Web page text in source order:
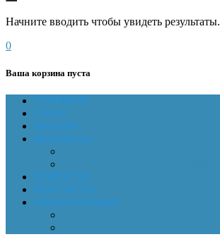
Начните вводить чтобы увидеть результаты.
0
Ваша корзина пуста
ГЛАВНАЯ
О НАС
Магазин
Документы
НОВОСТИ
КОНТАКТЫ
Личный кабинет